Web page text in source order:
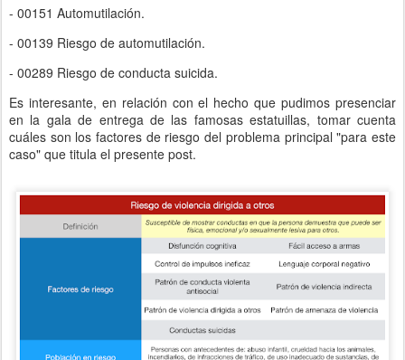
- 00151 Automutilación.
- 00139 Riesgo de automutilación.
- 00289 Riesgo de conducta suicida.
Es interesante, en relación con el hecho que pudimos presenciar
en la gala de entrega de las famosas estatuillas, tomar cuenta
cuáles son los factores de riesgo del problema principal "para este
caso" que titula el presente post.